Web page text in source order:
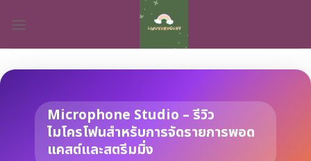
Microphone Studio – รีวิว
ไมโครโฟนสำหรับการจัดรายการพอด
แคสต์และสตรีมมิ่ง